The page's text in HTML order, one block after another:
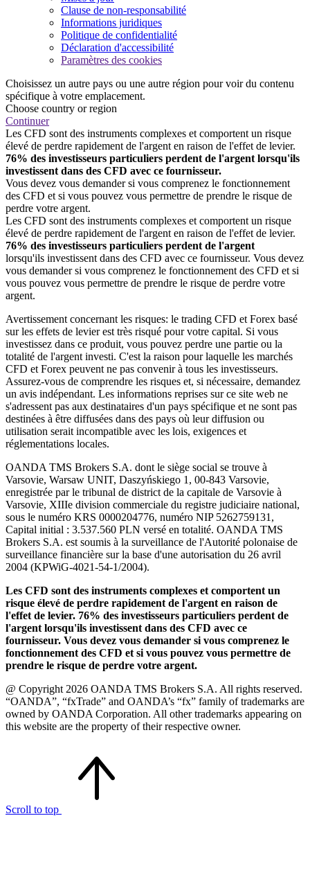
Clause de non-responsabilité
Informations juridiques
Politique de confidentialité
Déclaration d'accessibilité
Paramètres des cookies
Choisissez un autre pays ou une autre région pour voir du contenu
spécifique à votre emplacement.
Choose country or region
Continuer
Les CFD sont des instruments complexes et comportent un risque
élevé de perdre rapidement de l'argent en raison de l'effet de levier.
76% des investisseurs particuliers perdent de l'argent lorsqu'ils
investissent dans des CFD avec ce fournisseur.
Vous devez vous demander si vous comprenez le fonctionnement
des CFD et si vous pouvez vous permettre de prendre le risque de
perdre votre argent.
Les CFD sont des instruments complexes et comportent un risque
élevé de perdre rapidement de l'argent en raison de l'effet de levier.
76% des investisseurs particuliers perdent de l'argent
lorsqu'ils investissent dans des CFD avec ce fournisseur. Vous devez
vous demander si vous comprenez le fonctionnement des CFD et si
vous pouvez vous permettre de prendre le risque de perdre votre
argent.
Avertissement concernant les risques: le trading CFD et Forex basé
sur les effets de levier est très risqué pour votre capital. Si vous
investissez dans ce produit, vous pouvez perdre une partie ou la
totalité de l'argent investi. C'est la raison pour laquelle les marchés
CFD et Forex peuvent ne pas convenir à tous les investisseurs.
Assurez-vous de comprendre les risques et, si nécessaire, demandez
un avis indépendant. Les informations reprises sur ce site web ne
s'adressent pas aux destinataires d'un pays spécifique et ne sont pas
destinées à être diffusées dans des pays où leur diffusion ou
utilisation serait incompatible avec les lois, exigences et
réglementations locales.
OANDA TMS Brokers S.A. dont le siège social se trouve à
Varsovie, Warsaw UNIT, Daszyńskiego 1, 00-843 Varsovie,
enregistrée par le tribunal de district de la capitale de Varsovie à
Varsovie, XIIIe division commerciale du registre judiciaire national,
sous le numéro KRS 0000204776, numéro NIP 5262759131,
Capital initial : 3.537.560 PLN versé en totalité. OANDA TMS
Brokers S.A. est soumis à la surveillance de l'Autorité polonaise de
surveillance financière sur la base d'une autorisation du 26 avril
2004 (KPWiG-4021-54-1/2004).
Les CFD sont des instruments complexes et comportent un
risque élevé de perdre rapidement de l'argent en raison de
l'effet de levier. 76% des investisseurs particuliers perdent de
l'argent lorsqu'ils investissent dans des CFD avec ce
fournisseur. Vous devez vous demander si vous comprenez le
fonctionnement des CFD et si vous pouvez vous permettre de
prendre le risque de perdre votre argent.
@ Copyright 2026 OANDA TMS Brokers S.A. All rights reserved.
“OANDA”, “fxTrade” and OANDA’s “fx” family of trademarks are
owned by OANDA Corporation. All other trademarks appearing on
this website are the property of their respective owner.
Scroll to top